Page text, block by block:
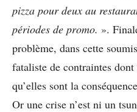
pizza pour deux au
périodes de promo. ».
problème, dans cette
fataliste de contraintes
qu’elles sont la
Or une crise n’est ni un